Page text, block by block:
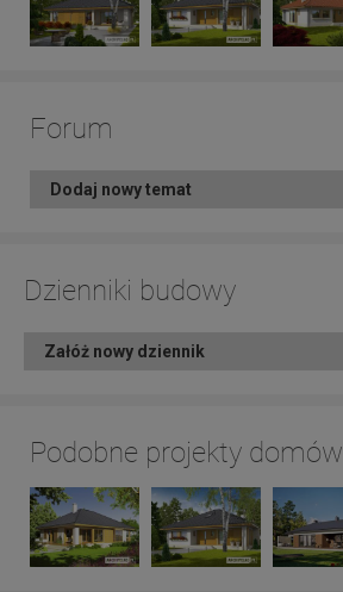
Forum
Dodaj nowy temat
Dzienniki budowy
Załóż nowy dziennik
Podobne projekty domów